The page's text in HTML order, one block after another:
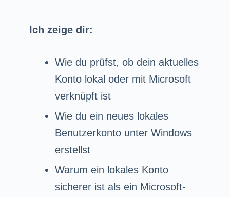
Ich zeige dir:
Wie du prüfst, ob dein aktuelles
Konto lokal oder mit Microsoft
verknüpft ist
Wie du ein neues lokales
Benutzerkonto unter Windows
erstellst
Warum ein lokales Konto
sicherer ist als ein Microsoft-